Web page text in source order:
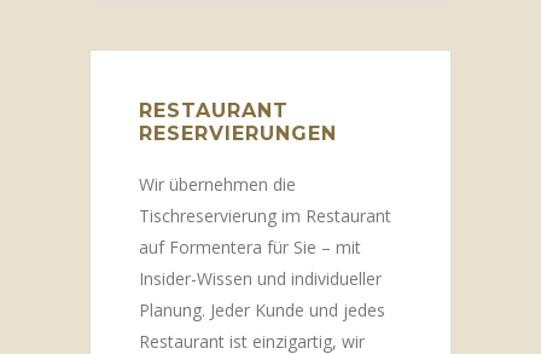
RESTAURANT
RESERVIERUNGEN
Wir übernehmen die
Tischreservierung im Restaurant
auf Formentera für Sie – mit
Insider-Wissen und individueller
Planung. Jeder Kunde und jedes
Restaurant ist einzigartig, wir